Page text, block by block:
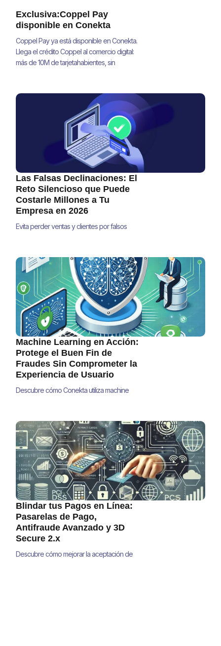
Exclusiva:Coppel Pay
disponible en Conekta
Coppel Pay ya está disponible en Conekta.
Llega el crédito Coppel al comercio digital:
más de 10M de tarjetahabientes, sin
Las Falsas Declinaciones: El
Reto Silencioso que Puede
Costarle Millones a Tu
Empresa en 2026
Evita perder ventas y clientes por falsos
declinaciones y mejorar tus ingresos en
2025.
Machine Learning en Acción:
Protege el Buen Fin de
Fraudes Sin Comprometer la
Experiencia de Usuario
Descubre cómo Conekta utiliza machine
del usuario. Conoce los algoritmos y
estrategias que revolucionan la prevención
de fraudes en América Latina.
Blindar tus Pagos en Línea:
Pasarelas de Pago,
Antifraude Avanzado y 3D
Secure 2.x
Descubre cómo mejorar la aceptación de